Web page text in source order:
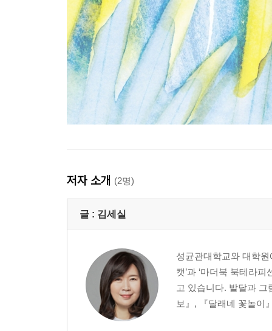
저자 소개 (2명)
글 : 김세실
성균관대학교와 대학
캣’과 ‘마더북 북테라
고 있습니다. 발달과
보』, 『달래네 꽃놀이